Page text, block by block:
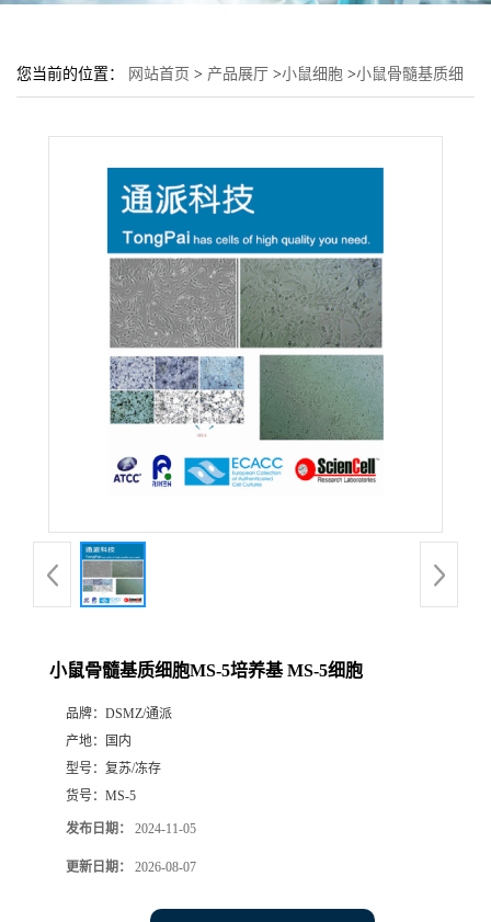
您当前的位置： 网站首页 > 产品展厅 >小鼠细胞 >小鼠骨髓基质细
小鼠骨髓基质细胞MS-5培养基 MS-5细胞
品牌： DSMZ/通派
产地：
国内
型号： 复苏/冻存
货号： MS-5
发布日期： 2024-11-05
更新日期： 2026-08-07